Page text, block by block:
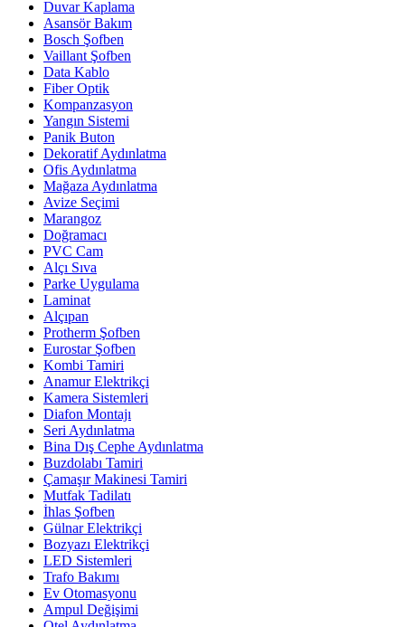
Duvar Kaplama
Asansör Bakım
Bosch Şofben
Vaillant Şofben
Data Kablo
Fiber Optik
Kompanzasyon
Yangın Sistemi
Panik Buton
Dekoratif Aydınlatma
Ofis Aydınlatma
Mağaza Aydınlatma
Avize Seçimi
Marangoz
Doğramacı
PVC Cam
Alçı Sıva
Parke Uygulama
Laminat
Alçıpan
Protherm Şofben
Eurostar Şofben
Kombi Tamiri
Anamur Elektrikçi
Kamera Sistemleri
Diafon Montajı
Seri Aydınlatma
Bina Dış Cephe Aydınlatma
Buzdolabı Tamiri
Çamaşır Makinesi Tamiri
Mutfak Tadilatı
İhlas Şofben
Gülnar Elektrikçi
Bozyazı Elektrikçi
LED Sistemleri
Trafo Bakımı
Ev Otomasyonu
Ampul Değişimi